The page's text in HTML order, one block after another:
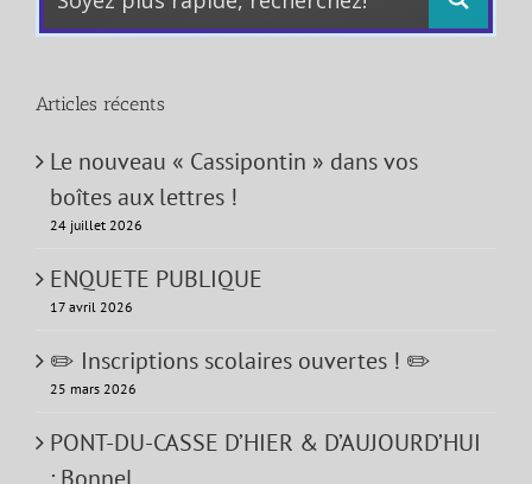
Articles récents
Le nouveau « Cassipontin » dans vos
boîtes aux lettres !
24 juillet 2026
ENQUETE PUBLIQUE
17 avril 2026
✏️ Inscriptions scolaires ouvertes ! ✏️
25 mars 2026
PONT-DU-CASSE D’HIER & D’AUJOURD’HUI